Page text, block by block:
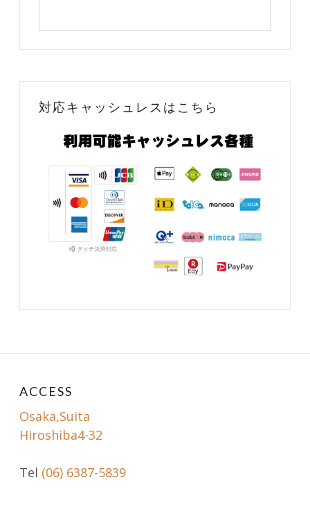
対応キャッシュレスはこちら
ACCESS
Osaka,Suita
Hiroshiba4-32
Tel (06) 6387-5839